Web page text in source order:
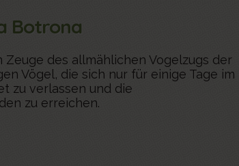
Botrona
des allmählichen Vogelzugs der
Vögel, die sich nur für einige Tage im
zu verlassen und die
zu erreichen.